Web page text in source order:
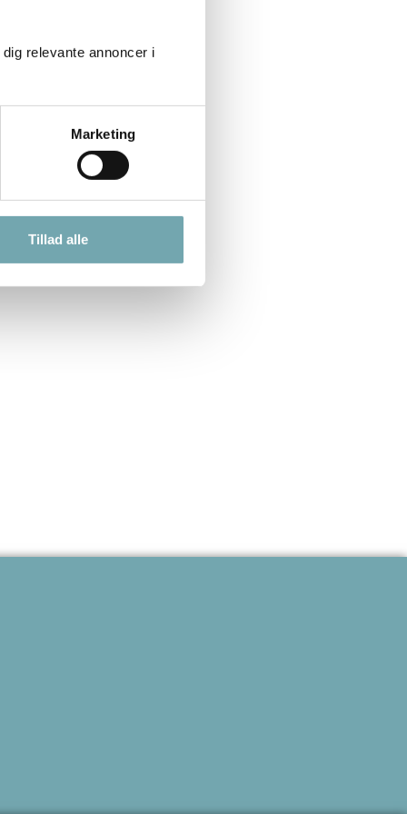
relevante annoncer i
Marketing
Tillad alle